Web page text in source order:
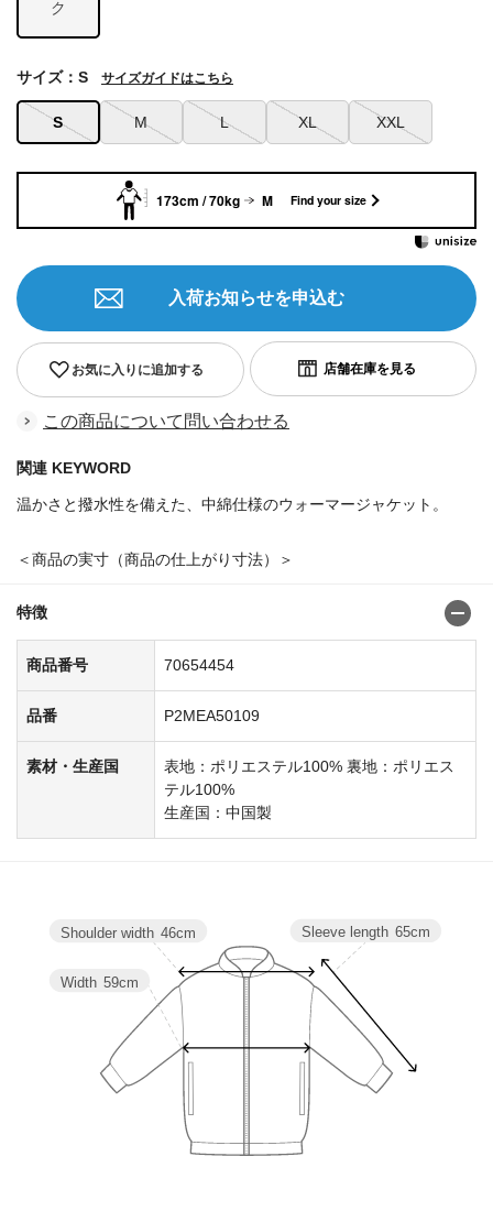
S M L XL XXL
サイズ：S サイズガイドはこちら
お気に入りに追加する
入荷お知らせを申込む
この商品について問い合わせる
関連 KEYWORD
温かさと撥水性を備えた、中綿仕様のウォーマージャケット。
＜商品の実寸（商品の仕上がり寸法）＞
特徴
商品番号 70654454
品番 P2MEA50109
素材・生産国
表地：ポリエステル100% 裏地：ポリエス
テル100%
生産国：中国製
173cm / 70kg M Find your size
Sleeve length 65cm
Width 59cm
Shoulder width 46cm